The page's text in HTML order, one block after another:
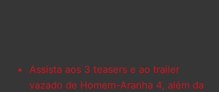
Assista aos 3 teasers e ao trailer
vazado de Homem-Aranha 4, além da